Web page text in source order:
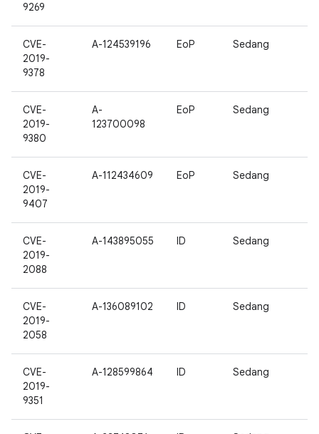
9269
CVE-
2019-
9378
A-124539196 EoP Sedang
CVE-
2019-
9380
A-
123700098
EoP Sedang
CVE-
2019-
9407
A-112434609 EoP Sedang
CVE-
2019-
2088
A-143895055 ID Sedang
CVE-
2019-
2058
A-136089102 ID Sedang
CVE-
2019-
9351
A-128599864 ID Sedang